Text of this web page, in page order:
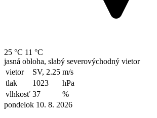
25 °C 11 °C
jasná obloha, slabý severovýchodný vietor
vietor
SV, 2.25 m/s
tlak
1023
hPa
vlhkosť 37
%
pondelok 10. 8. 2026